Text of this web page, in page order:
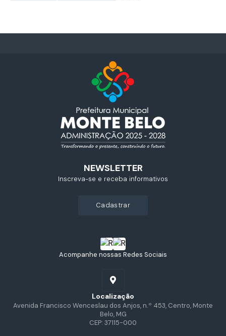
Acompanhe nossas Redes Sociais
Localização
Avenida Francisco Wenceslau dos Anjos, n.º 453, Centro, Monte
Belo, MG
CEP: 37115-000
NEWSLETTER
Inscreva-se e receba informativos
cadastrar